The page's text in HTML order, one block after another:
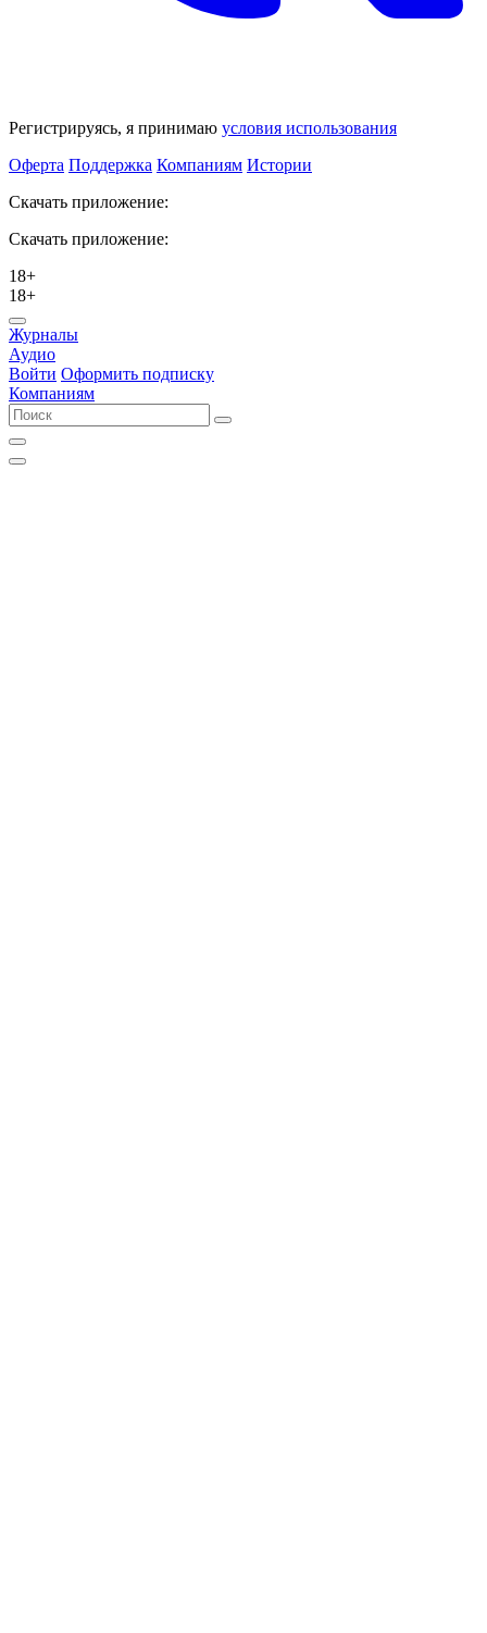
Регистрируясь, я принимаю условия использования
Оферта Поддержка Компаниям Истории
Скачать приложение:
Скачать приложение:
18+
18+
Журналы
Аудио
Войти Оформить подписку
Компаниям